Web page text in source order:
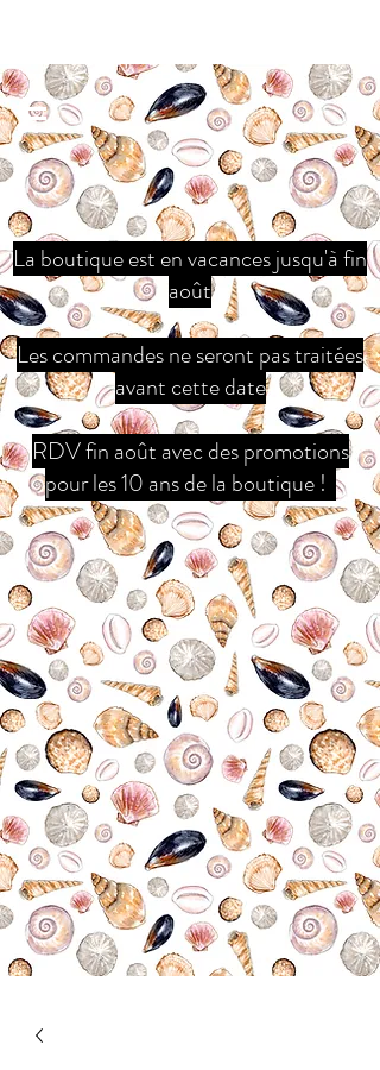
La boutique est en vacances jusqu'à fin
août
Les commandes ne seront pas traitées
avant cette date
RDV fin août avec des promotions
pour les 10 ans de la boutique !